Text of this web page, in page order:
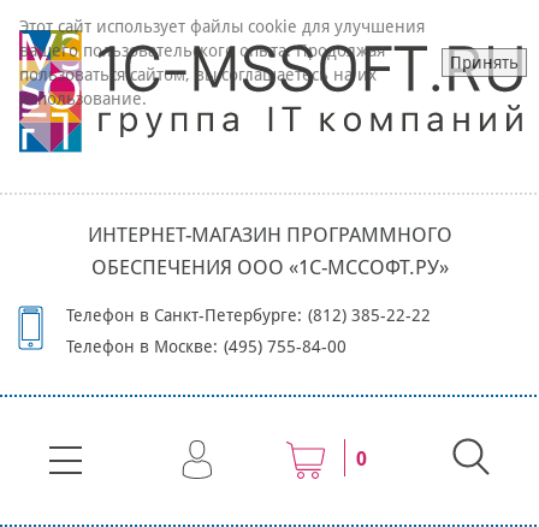
ИНТЕРНЕТ-МАГАЗИН ПРОГРАММНОГО
ОБЕСПЕЧЕНИЯ ООО «1С-МССОФТ.РУ»
Телефон в Санкт-Петербурге: (812) 385-22-22
Телефон в Москве: (495) 755-84-00
0
Этот сайт использует файлы cookie для улучшения
вашего пользовательского опыта. Продолжая
пользоваться сайтом, вы соглашаетесь на их
использование.
Принять